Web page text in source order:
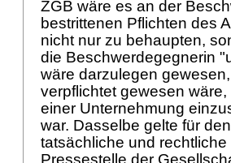
ZGB wäre es an der
bestrittenen Pflichten des
nicht nur zu behaupten,
die Beschwerdegegnerin
wäre darzulegen
verpflichtet gewesen
einer Unternehmung
war. Dasselbe gelte für
tatsächliche und
Pressestelle der